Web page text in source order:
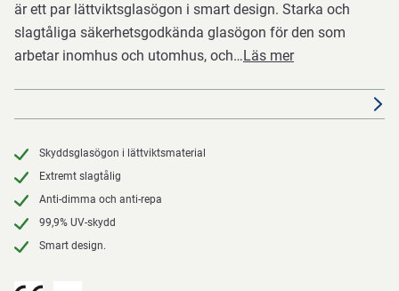
är ett par lättviktsglasögon i smart design. Starka och
slagtåliga säkerhetsgodkända glasögon för den som
arbetar inomhus och utomhus, och…Läs mer
Skyddsglasögon i lättviktsmaterial
Extremt slagtålig
Anti-dimma och anti-repa
99,9% UV-skydd
Smart design.